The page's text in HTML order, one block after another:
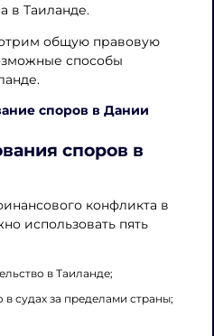
в Таиланде.
общую правовую
способы
споров в Дании
споров в
конфликта в
использовать пять
в Таиланде;
в судах за пределами страны;